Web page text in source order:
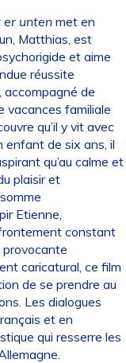
er untenmet en
Matthias, est
et aime
réussite
accompagné de
vacances familiale
qu’il y vit avec
de six ans, il
qu’au calme et
plaisir et
Etienne,
constant
provocante
caricatural, ce film
de se prendre au
Les dialogues
et en
qui resserre les